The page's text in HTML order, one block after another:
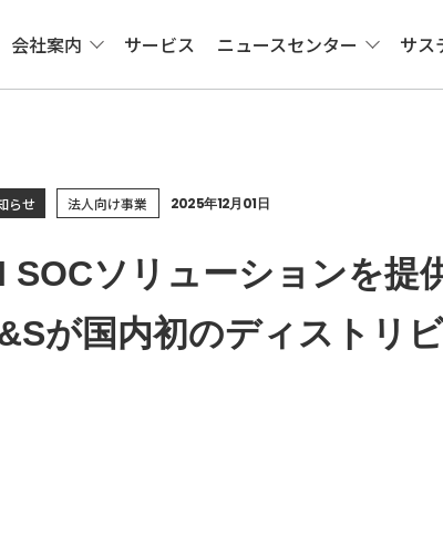
会社案内 サービス ニュースセンター サス
らせ 法人向け事業 2025年12月01日
SOCソリューションを提
が国内初のディストリ